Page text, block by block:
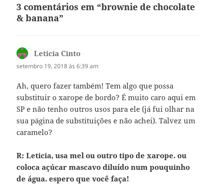
3 comentários em “brownie de chocolate
& banana”
Leticia Cinto
setembro 19, 2018 às 6:39 am
Ah, quero fazer também! Tem algo que possa
substituir o xarope de bordo? É muito caro aqui em
SP e não tenho outros usos para ele (já fui olhar na
sua página de substituições e não achei). Talvez um
caramelo?
R: Leticia, usa mel ou outro tipo de xarope. ou
coloca açúcar mascavo diluído num pouquinho
de água. espero que você faça!